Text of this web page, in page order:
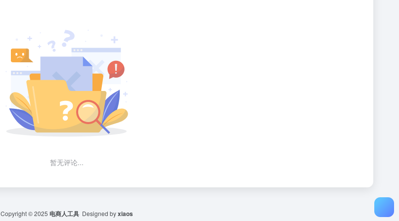
暂无评论...
Copyright © 2025 电商人工具 Designed byxiaos